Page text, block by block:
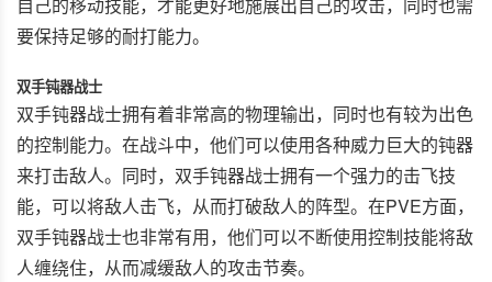
自己的移动技能，才能更好地施展出自己的攻击，同时也需
要保持足够的耐打能力。
双手钝器战士
双手钝器战士拥有着非常高的物理输出，同时也有较为出色
的控制能力。在战斗中，他们可以使用各种威力巨大的钝器
来打击敌人。同时，双手钝器战士拥有一个强力的击飞技
能，可以将敌人击飞，从而打破敌人的阵型。在PVE方面，
双手钝器战士也非常有用，他们可以不断使用控制技能将敌
人缠绕住，从而减缓敌人的攻击节奏。